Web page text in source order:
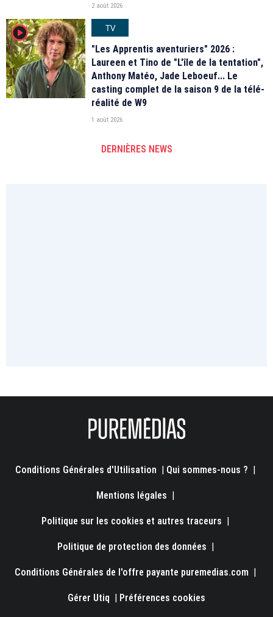
2 août 2026
player2
TV
"Les Apprentis aventuriers" 2026 :
Laureen et Tino de "L'île de la tentation",
Anthony Matéo, Jade Leboeuf... Le
casting complet de la saison 9 de la télé-
réalité de W9
1 août 2026
DERNIÈRES NEWS
Conditions Générales d'Utilisation | Qui sommes-nous ? |
Mentions légales |
Politique sur les cookies et autres traceurs |
Politique de protection des données |
Conditions Générales de l'offre payante puremedias.com |
Gérer Utiq | Préférences cookies